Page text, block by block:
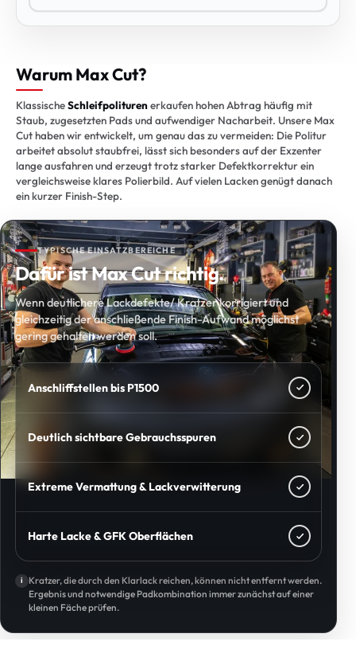
Warum Max Cut?
KlassischeSchleifpoliturenerkaufen hohen Abtrag häufig mit
Staub, zugesetzten Pads und aufwendiger Nacharbeit. Unsere Max
Cut haben wir entwickelt, um genau das zu vermeiden: Die Politur
arbeitet absolut staubfrei, lässt sich besonders auf der Exzenter
lange ausfahren und erzeugt trotz starker Defektkorrektur ein
vergleichsweise klares Polierbild. Auf vielen Lacken genügt danach
ein kurzer Finish-Step.
TYPISCHE EINSATZBEREICHE
Dafür ist Max Cut richtig.
Wenn deutlichere Lackdefekte/ Kratzer korrigiert und
gleichzeitig der anschließende Finish-Aufwand möglichst
gering gehalten werden soll.
Anschliffstellen bis P1500
Deutlich sichtbare Gebrauchsspuren
Extreme Vermattung & Lackverwitterung
Harte Lacke & GFK Oberflächen
i
Kratzer, die durch den Klarlack reichen, können nicht entfernt werden.
Ergebnis und notwendige Padkombination immer zunächst auf einer
kleinen Fäche prüfen.